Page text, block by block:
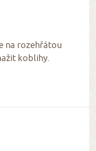
na rozehřátou
koblihy.